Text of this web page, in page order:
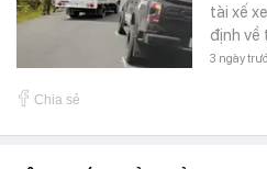
tài xế
định
3 ngày
Chia sẻ